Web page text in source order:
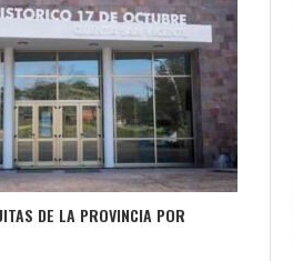
DE LA PROVINCIA POR